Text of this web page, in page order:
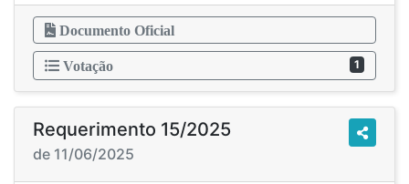
Documento Oficial
Votação 1
Requerimento 15/2025
de 11/06/2025